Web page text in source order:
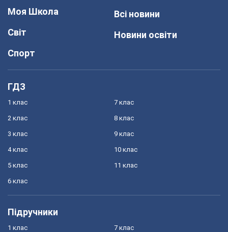
Моя Школа
Світ
Спорт
Всі новини
Новини освіти
ГДЗ
1 клас
2 клас
3 клас
4 клас
5 клас
6 клас
7 клас
8 клас
9 клас
10 клас
11 клас
Підручники
1 клас 7 клас